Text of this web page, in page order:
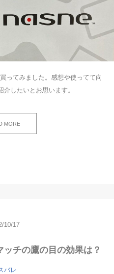
ってみました。感想や使ってて向
介したいとお思います。
MORE
10/17
ッチの鷹の目の効果は？
バレ